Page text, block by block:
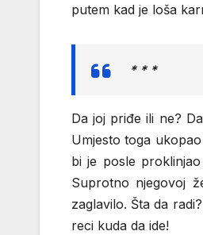
putem kad je loša
* * *
Da joj priđe ili ne?
Umjesto toga
bi je posle
Suprotno njegovoj
zaglavilo. Šta da
reci kuda da ide!